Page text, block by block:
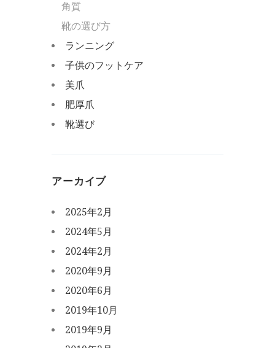
角質
靴の選び方
ランニング
子供のフットケア
美爪
肥厚爪
靴選び
アーカイブ
2025年2月
2024年5月
2024年2月
2020年9月
2020年6月
2019年10月
2019年9月